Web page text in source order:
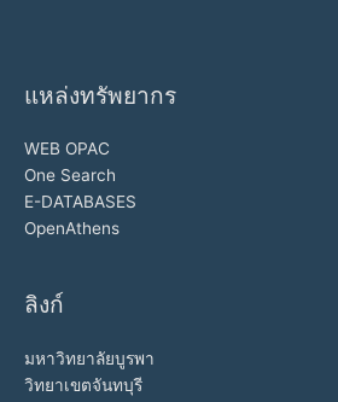
แหล่งทรัพยากร
WEB OPAC
One Search
E-DATABASES
OpenAthens
ลิงก์
มหาวิทยาลัยบูรพา
วิทยาเขตจันทบุรี